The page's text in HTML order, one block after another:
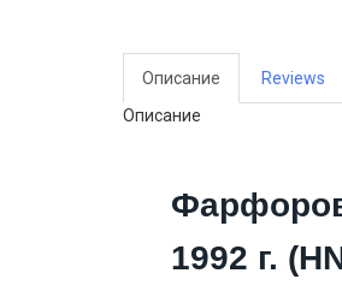
Описание
Reviews
Описание
1992 г.